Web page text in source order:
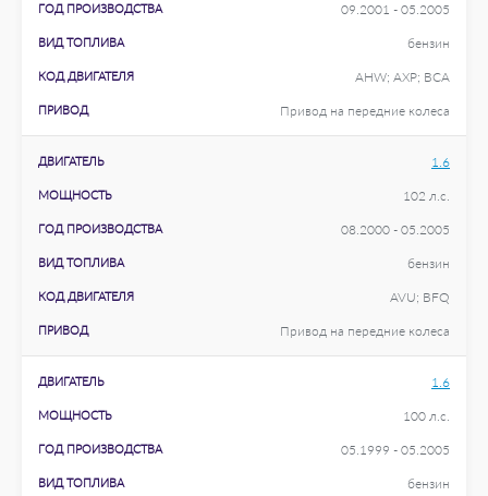
ГОД ПРОИЗВОДСТВА 09.2001 - 05.2005
ВИД ТОПЛИВА бензин
КОД ДВИГАТЕЛЯ AHW; AXP; BCA
ПРИВОД Привод на передние колеса
ДВИГАТЕЛЬ 1.6
МОЩНОСТЬ 102 л.с.
ГОД ПРОИЗВОДСТВА 08.2000 - 05.2005
ВИД ТОПЛИВА бензин
КОД ДВИГАТЕЛЯ AVU; BFQ
ПРИВОД Привод на передние колеса
ДВИГАТЕЛЬ 1.6
МОЩНОСТЬ 100 л.с.
ГОД ПРОИЗВОДСТВА 05.1999 - 05.2005
ВИД ТОПЛИВА бензин